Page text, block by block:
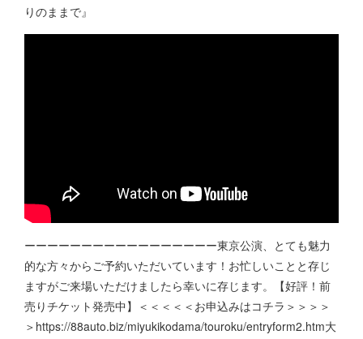
りのままで』
ーーーーーーーーーーーーーーーーー東京公演、とても魅力
的な方々からご予約いただいています！お忙しいことと存じ
ますがご来場いただけましたら幸いに存じます。【好評！前
売りチケット発売中】＜＜＜＜＜お申込みはコチラ＞＞＞＞
＞https://88auto.biz/miyukikodama/touroku/entryform2.htm大